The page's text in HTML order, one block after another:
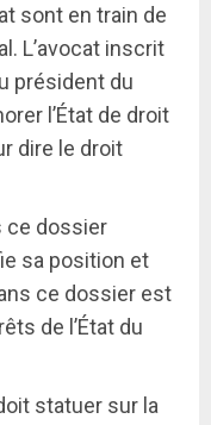
sont en train de
L’avocat inscrit
président du
l’État de droit
dire le droit
ce dossier
sa position et
ce dossier est
de l’État du
statuer sur la